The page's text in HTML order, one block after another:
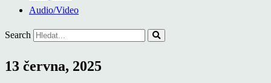
Audio/Video
Search
13 června, 2025